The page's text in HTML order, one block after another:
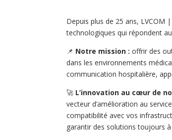
Depuis plus de 25 ans, LVCOM
technologiques qui répondent
📌 Notre mission : offrir des
dans les environnements
communication hospitalière,
🚀 L’innovation au cœur de
vecteur d’amélioration au
compatibilité avec vos
garantir des solutions toujours